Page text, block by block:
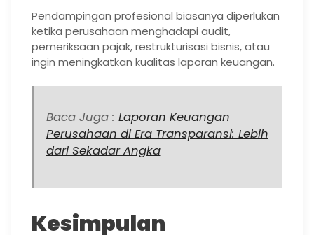
Pendampingan profesional biasanya diperlukan
ketika perusahaan menghadapi audit,
pemeriksaan pajak, restrukturisasi bisnis, atau
ingin meningkatkan kualitas laporan keuangan.
Baca Juga : Laporan Keuangan
Perusahaan di Era Transparansi: Lebih
dari Sekadar Angka
Kesimpulan